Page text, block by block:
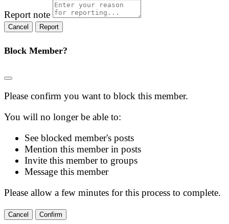
Report note
Report
Block Member?
Please confirm you want to block this member.
You will no longer be able to:
See blocked member's posts
Mention this member in posts
Invite this member to groups
Message this member
Please allow a few minutes for this process to complete.
Confirm